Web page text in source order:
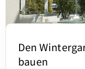
Den
bauen